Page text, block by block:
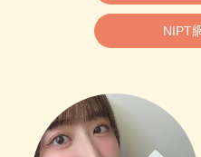
NIPT